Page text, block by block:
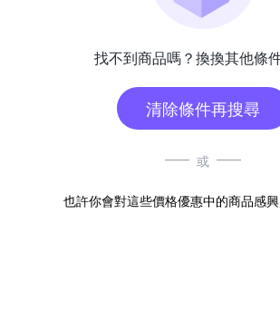
找不到商品嗎？換換其他條
清除條件再搜尋
或
也許你會對這些價格優惠中的商品感興